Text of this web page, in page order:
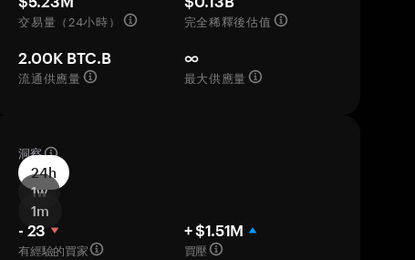
交易量（24小時）
完全稀釋後估值
2.00K BTC.B
流通供應量
∞
最大供應量
洞察
24h
1w
1m
- 23
有經驗的買家
+ $1.51M
買壓